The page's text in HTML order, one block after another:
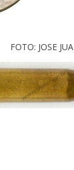
FOTO: JOSE